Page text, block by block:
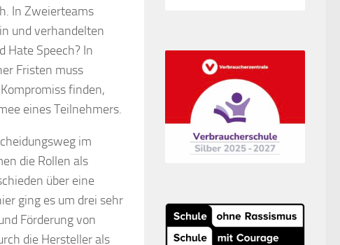
In Zweierteams
und verhandelten
Hate Speech? In
Fristen muss
finden,
eines Teilnehmers.
im
die Rollen als
über eine
ging es um drei sehr
Förderung von
die Hersteller als